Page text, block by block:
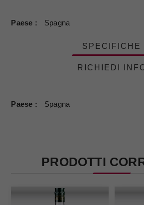
Paese Spagna
SPECIFICHE
RICHIEDI
Paese Spagna
PRODOTTI